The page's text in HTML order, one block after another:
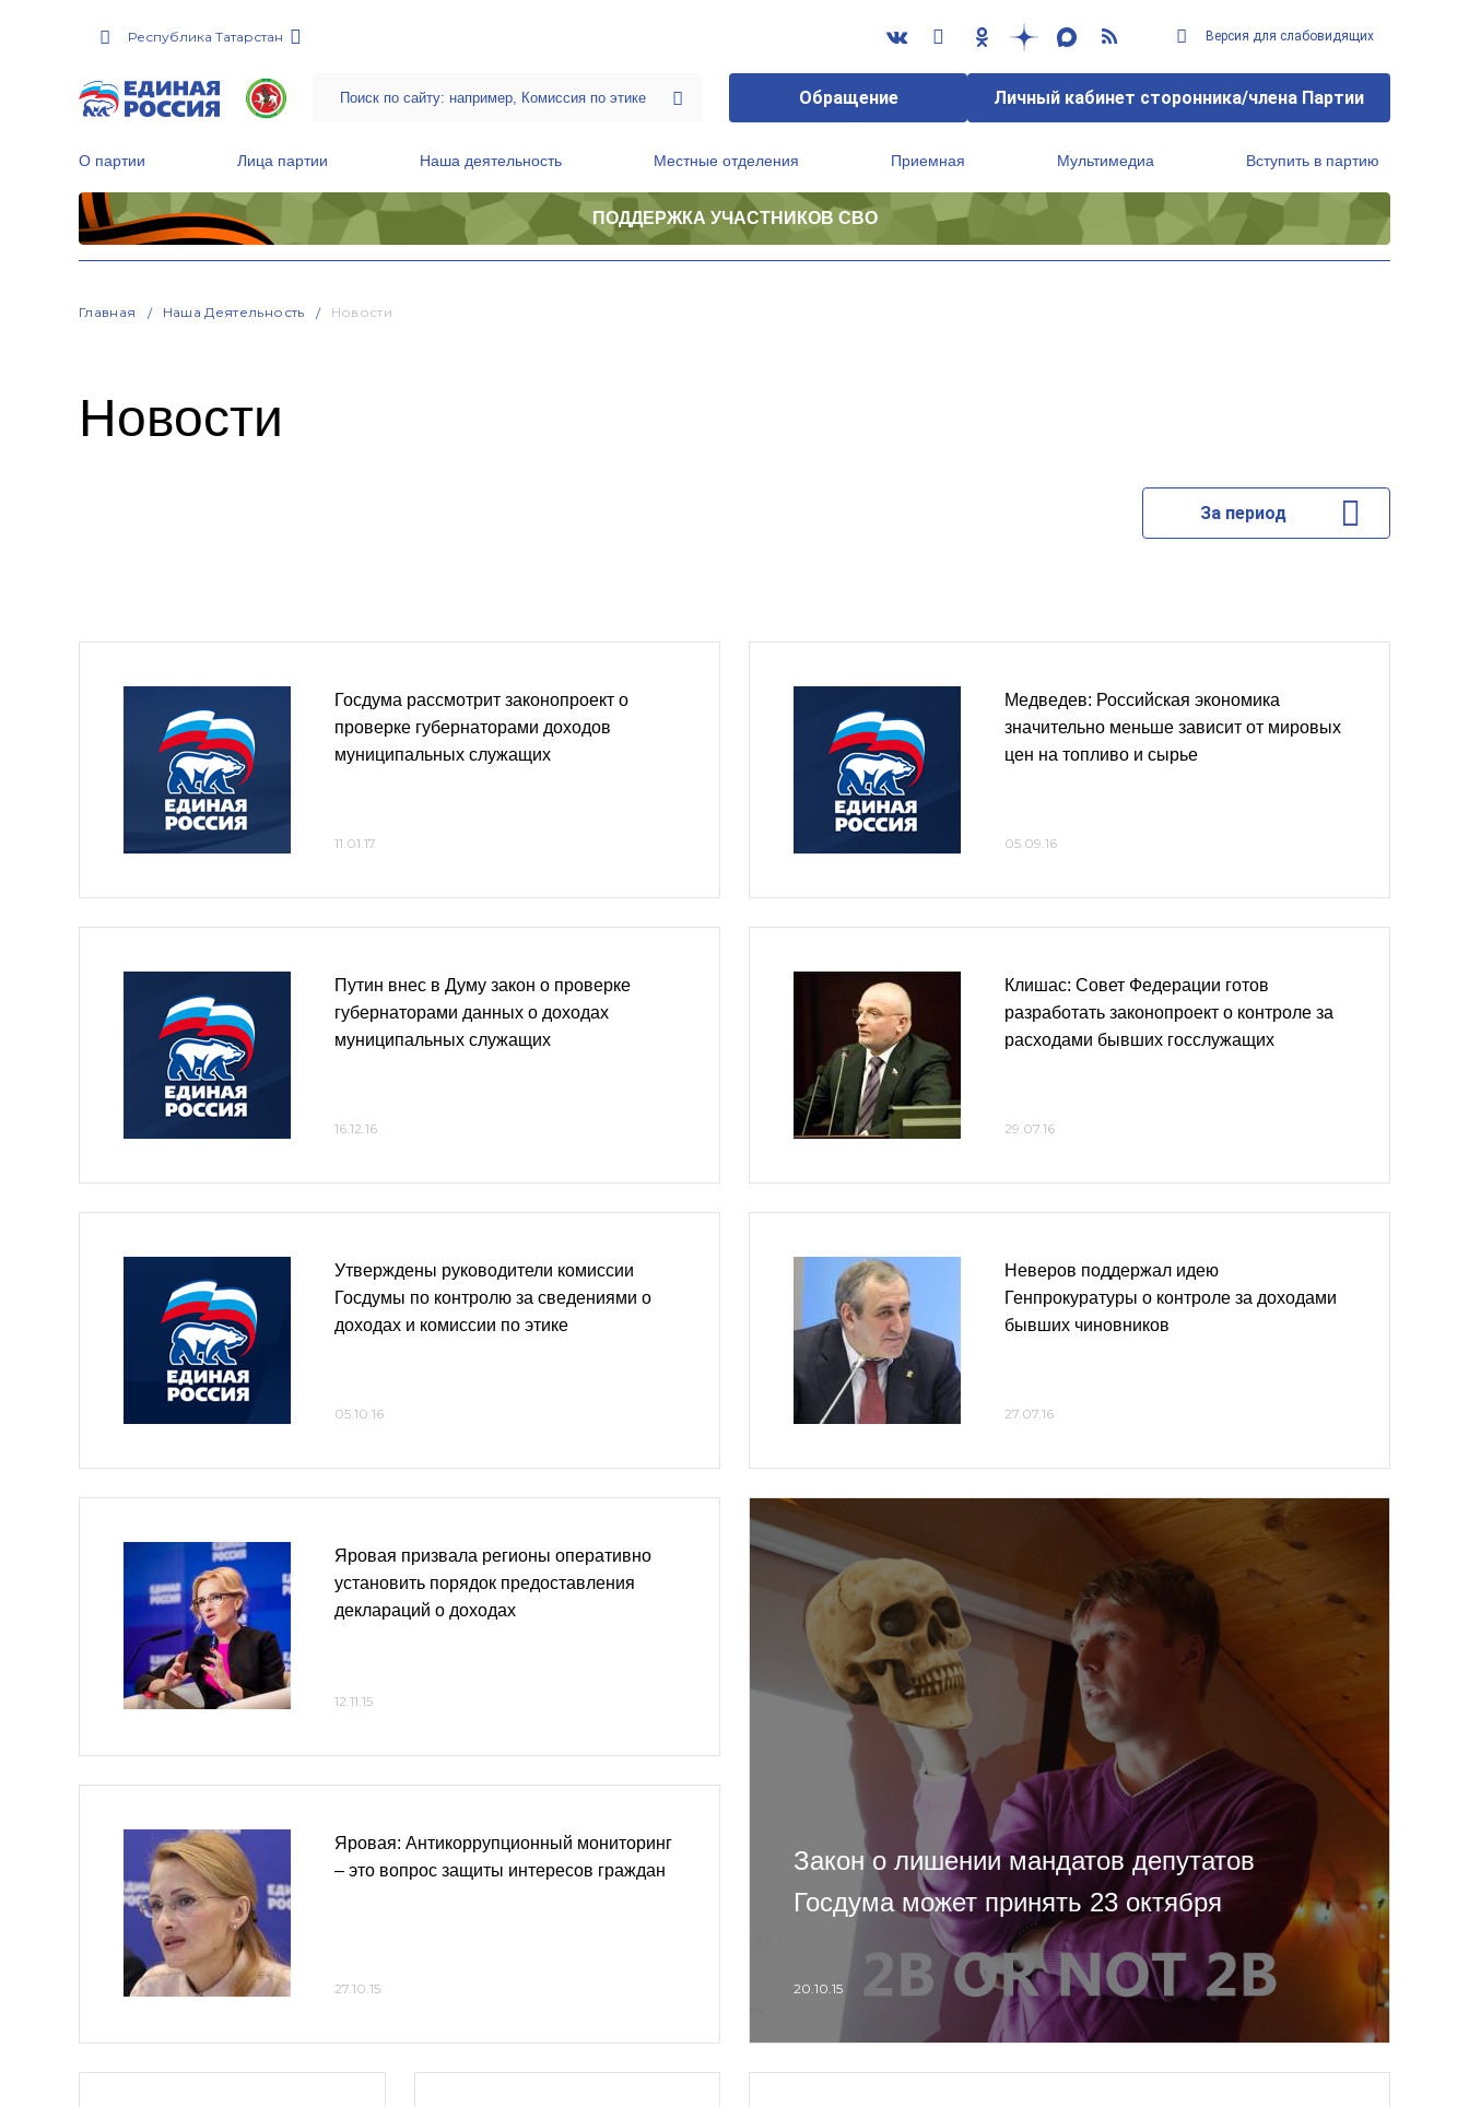
Республика Татарстан Версия для слабовидящих
Обращение Личный кабинет сторонника/члена Партии
О партии Лица партии Наша деятельность Местные отделения Приемная Мультимедиа Вступить в партию
ПОДДЕРЖКА УЧАСТНИКОВ СВО
Главная Наша Деятельность Новости
Новости
За период
Госдума рассмотрит законопроект о
проверке губернаторами доходов
муниципальных служащих
11.01.17
Путин внес в Думу закон о проверке
губернаторами данных о доходах
муниципальных служащих
16.12.16
Утверждены руководители комиссии
Госдумы по контролю за сведениями о
доходах и комиссии по этике
05.10.16
Медведев: Российская экономика
значительно меньше зависит от мировых
цен на топливо и сырье
05.09.16
Клишас: Совет Федерации готов
разработать законопроект о контроле за
расходами бывших госслужащих
29.07.16
Неверов поддержал идею
Генпрокуратуры о контроле за доходами
бывших чиновников
27.07.16
Яровая призвала регионы оперативно
установить порядок предоставления
деклараций о доходах
12.11.15
Яровая: Антикоррупционный мониторинг
– это вопрос защиты интересов граждан
27.10.15
Закон о лишении мандатов депутатов
Госдума может принять 23 октября
20.10.15